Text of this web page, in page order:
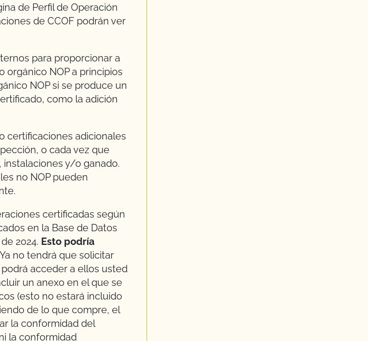
de Perfil de Operación
de CCOF podrán ver
para proporcionar a
NOP a principios
NOP si se produce un
como la adición
certificaciones adicionales
o cada vez que
instalaciones y/o ganado.
no NOP pueden
certificadas según
en la Base de Datos
2024. Esto podría
Ya no tendrá que solicitar
acceder a ellos usted
un anexo en el que se
(esto no estará incluido
de lo que compre, el
la conformidad del
la conformidad